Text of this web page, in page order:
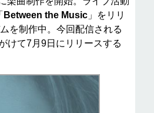
Between the Music 」をリリ
を制作中。今回配信される
けて7月9日にリリースする